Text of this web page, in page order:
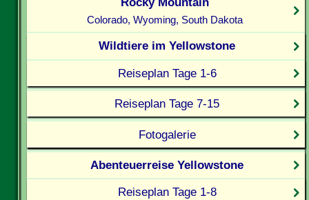
Colorado, Wyoming, South Dakota
Wildtiere im Yellowstone
Reiseplan Tage 1-6
Reiseplan Tage 7-15
Fotogalerie
Abenteuerreise Yellowstone
Reiseplan Tage 1-8